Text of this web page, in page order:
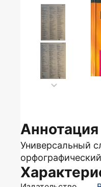
Аннотация
Универсальный